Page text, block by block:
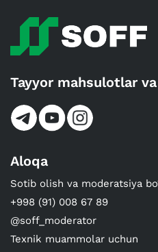
Tayyor mahsulotlar
Aloqa
Sotib olish va moderatsiya
+998 (91) 008 67 89
@soff_moderator
Texnik muammolar uchun